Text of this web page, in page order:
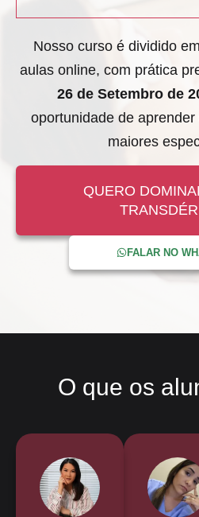
Nosso curso é dividido
aulas online, com prática
26 de Setembro de
oportunidade de
maiores
QUERO
FALAR NO
O que os